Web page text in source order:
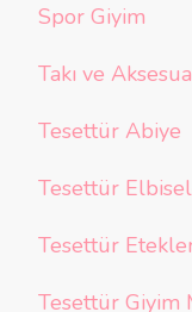
Spor Giyim
Takı ve
Tesettür Abiye
Tesettür
Tesettür
Tesettür Giyim